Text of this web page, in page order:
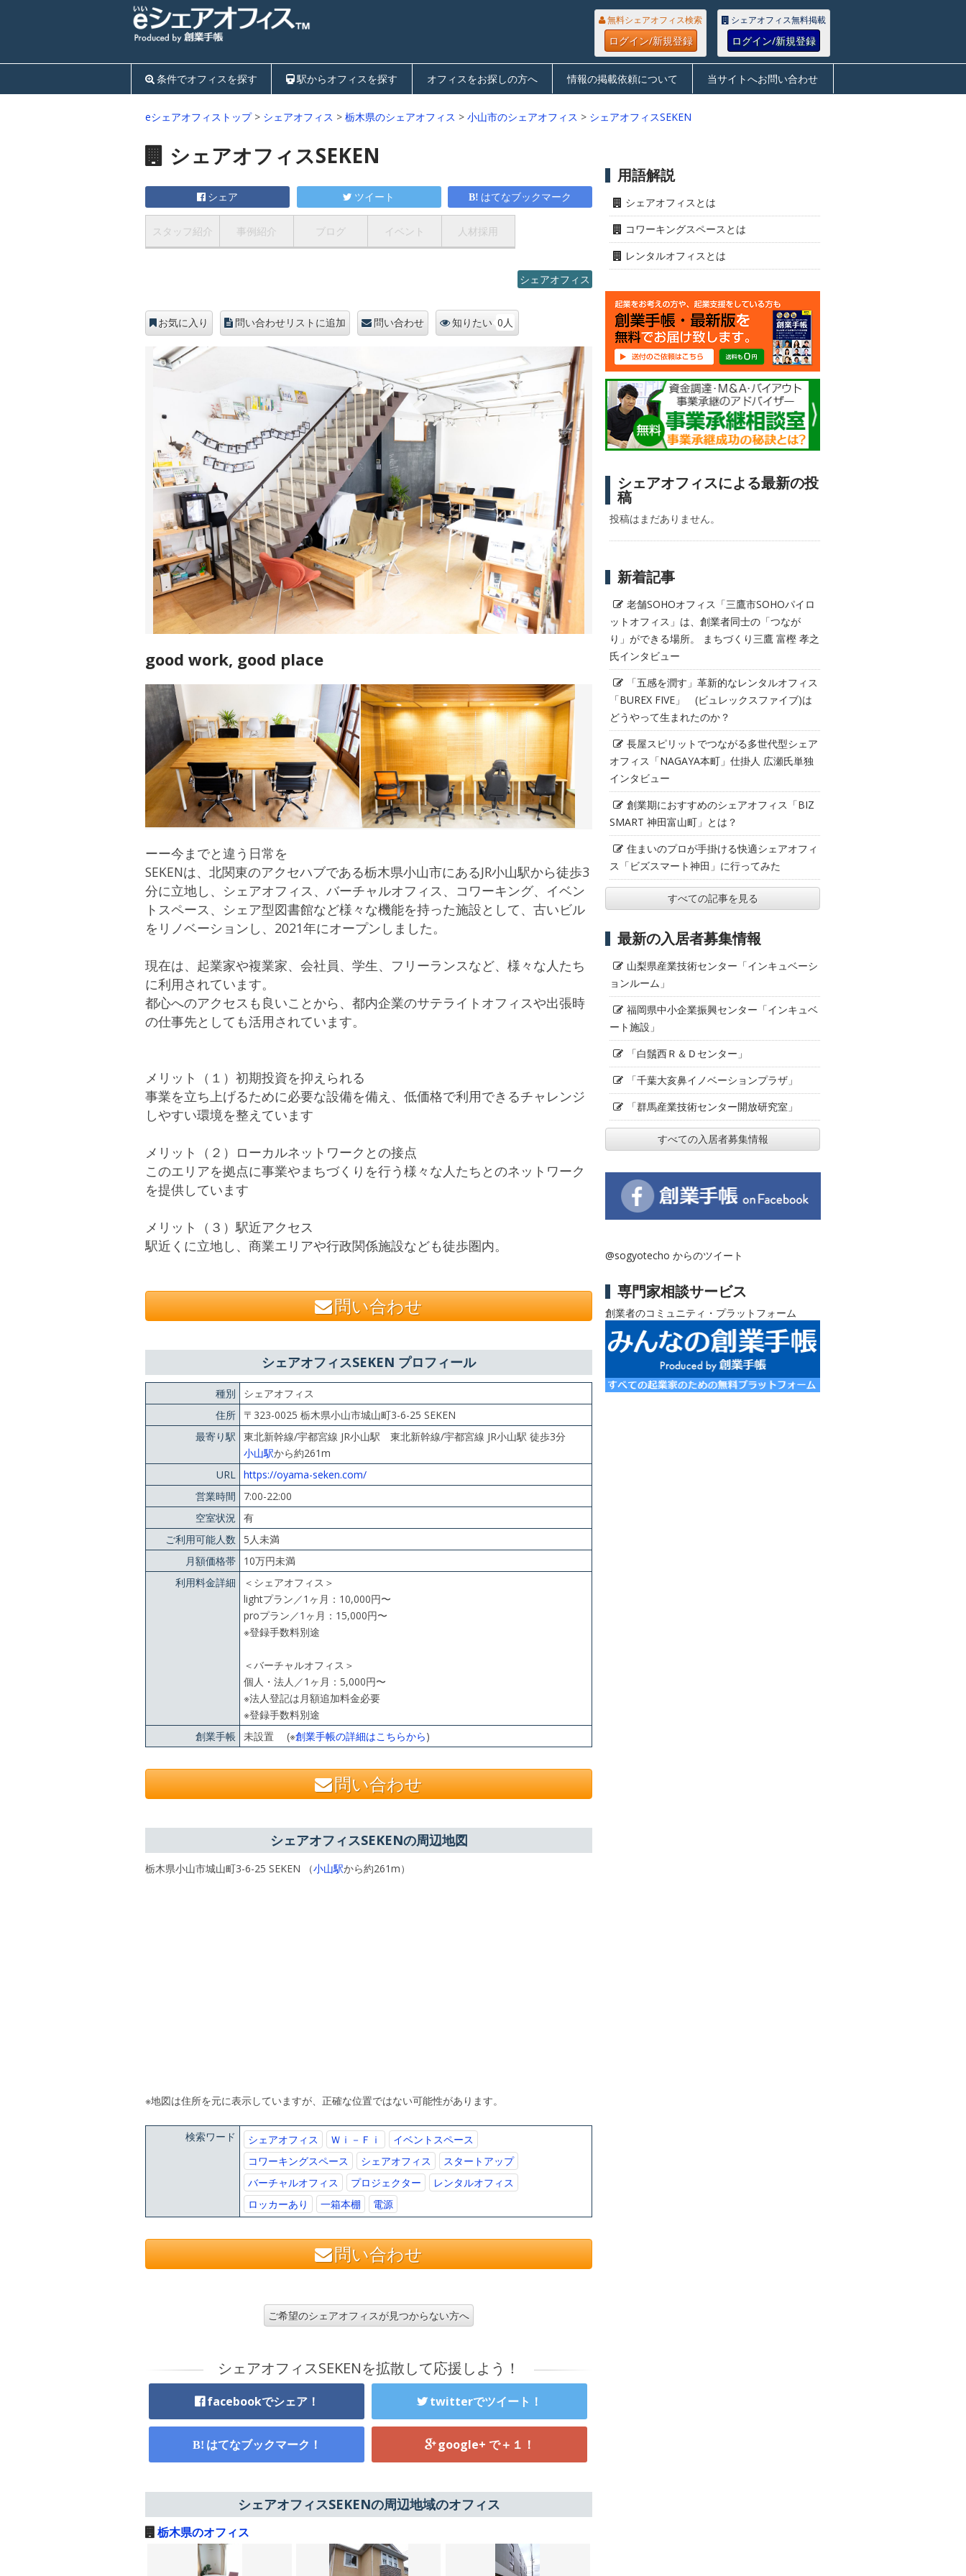
無料シェアオフィス検索
ログイン/新規登録
シェアオフィス無料掲載
ログイン/新規登録
条件でオフィスを探す 駅からオフィスを探す オフィスをお探しの方へ 情報の掲載依頼について 当サイトへお問い合わせ
eシェアオフィストップ> シェアオフィス > 栃木県のシェアオフィス > 小山市のシェアオフィス > シェアオフィスSEKEN
シェアオフィスSEKEN
シェア ツイート はてなブックマーク
スタッフ紹介 事例紹介 ブログ イベント 人材採用
シェアオフィス
お気に入り 問い合わせリストに追加 問い合わせ 知りたい 0人
good work, good place
ーー今までと違う日常を
SEKENは、北関東のアクセハブである栃木県小山市にあるJR小山駅から徒歩3
分に立地し、シェアオフィス、バーチャルオフィス、コワーキング、イベン
トスペース、シェア型図書館など様々な機能を持った施設として、古いビル
をリノベーションし、2021年にオープンしました。
現在は、起業家や複業家、会社員、学生、フリーランスなど、様々な人たち
に利用されています。
都心へのアクセスも良いことから、都内企業のサテライトオフィスや出張時
の仕事先としても活用されています。
メリット（１）初期投資を抑えられる
事業を立ち上げるために必要な設備を備え、低価格で利用できるチャレンジ
しやすい環境を整えています
メリット（２）ローカルネットワークとの接点
このエリアを拠点に事業やまちづくりを行う様々な人たちとのネットワーク
を提供しています
メリット（３）駅近アクセス
駅近くに立地し、商業エリアや行政関係施設なども徒歩圏内。
問い合わせ
シェアオフィスSEKEN プロフィール
種別
シェアオフィス
住所
〒323-0025 栃木県小山市城山町3-6-25 SEKEN
最寄り駅
東北新幹線/宇都宮線 JR小山駅 東北新幹線/宇都宮線 JR小山駅 徒歩3分
小山駅から約261m
URL https://oyama-seken.com/
営業時間
7:00-22:00
空室状況 有
ご利用可能人数
5人未満
月額価格帯
10万円未満
利用料金詳細
＜シェアオフィス＞
lightプラン／1ヶ月：10,000円〜
proプラン／1ヶ月：15,000円〜
※登録手数料別途
＜バーチャルオフィス＞
個人・法人／1ヶ月：5,000円〜
※法人登記は月額追加料金必要
※登録手数料別途
創業手帳 未設置 (※創業手帳の詳細はこちらから)
問い合わせ
シェアオフィスSEKENの周辺地図
栃木県小山市城山町3-6-25 SEKEN （小山駅から約261m）
※地図は住所を元に表示していますが、正確な位置ではない可能性があります。
検索ワード シェアオフィス Ｗｉ－Ｆｉ
イベントスペース
コワーキングスペース
シェアオフィス
スタートアップ
バーチャルオフィス
プロジェクター
レンタルオフィス
ロッカーあり
一箱本棚 電源
問い合わせ
ご希望のシェアオフィスが見つからない方へ
シェアオフィスSEKENを拡散して応援しよう！
facebookでシェア！ twitterでツイート！
はてなブックマーク！ google+ で＋１！
シェアオフィスSEKENの周辺地域のオフィス
栃木県のオフィス
用語解説
シェアオフィスとは
コワーキングスペースとは
レンタルオフィスとは
シェアオフィスによる最新の投
稿
投稿はまだありません。
新着記事
老舗SOHOオフィス「三鷹市SOHOパイロ
ットオフィス」は、創業者同士の「つなが
り」ができる場所。 まちづくり三鷹 富樫 孝之
氏インタビュー
「五感を潤す」革新的なレンタルオフィス
「BUREX FIVE」 (ビュレックスファイブ)は
どうやって生まれたのか？
長屋スピリットでつながる多世代型シェア
オフィス「NAGAYA本町」仕掛人 広瀬氏単独
インタビュー
創業期におすすめのシェアオフィス「BIZ
SMART 神田富山町」とは？
住まいのプロが手掛ける快適シェアオフィ
ス「ビズスマート神田」に行ってみた
すべての記事を見る
最新の入居者募集情報
山梨県産業技術センター「インキュベーシ
ョンルーム」
福岡県中小企業振興センター「インキュベ
ート施設」
「白鬚西Ｒ＆Ｄセンター」
「千葉大亥鼻イノベーションプラザ」
「群馬産業技術センター開放研究室」
すべての入居者募集情報
@sogyotecho からのツイート
専門家相談サービス
創業者のコミュニティ・プラットフォーム